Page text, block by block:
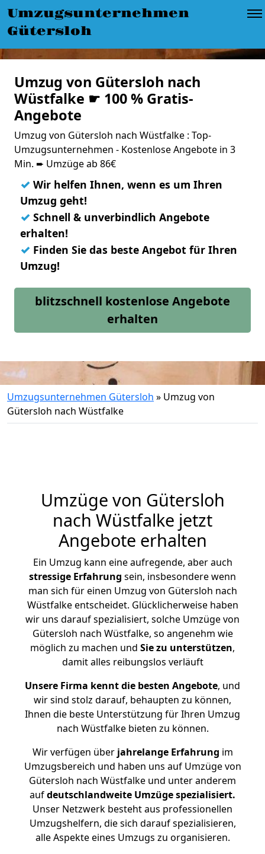
Umzugsunternehmen
Gütersloh
Umzug von Gütersloh nach
Wüstfalke ☛ 100 % Gratis-
Angebote
Umzug von Gütersloh nach Wüstfalke : Top-
Umzugsunternehmen - Kostenlose Angebote in 3
Min. ➨ Umzüge ab 86€
✓ Wir helfen Ihnen, wenn es um Ihren
Umzug geht!
✓ Schnell & unverbindlich Angebote
erhalten!
✓ Finden Sie das beste Angebot für Ihren
Umzug!
blitzschnell kostenlose Angebote
erhalten
Umzugsunternehmen Gütersloh » Umzug von
Gütersloh nach Wüstfalke
Umzüge von Gütersloh
nach Wüstfalke jetzt
Angebote erhalten
Ein Umzug kann eine aufregende, aber auch
stressige Erfahrung sein, insbesondere wenn
man sich für einen Umzug von Gütersloh nach
Wüstfalke entscheidet. Glücklicherweise haben
wir uns darauf spezialisiert, solche Umzüge von
Gütersloh nach Wüstfalke, so angenehm wie
möglich zu machen und Sie zu unterstützen,
damit alles reibungslos verläuft
Unsere Firma kennt die besten Angebote, und
wir sind stolz darauf, behaupten zu können,
Ihnen die beste Unterstützung für Ihren Umzug
nach Wüstfalke bieten zu können.
Wir verfügen überjahrelange Erfahrung im
Umzugsbereich und haben uns auf Umzüge von
Gütersloh nach Wüstfalke und unter anderem
aufdeutschlandweite Umzüge spezialisiert.
Unser Netzwerk besteht aus professionellen
Umzugshelfern, die sich darauf spezialisieren,
alle Aspekte eines Umzugs zu organisieren.